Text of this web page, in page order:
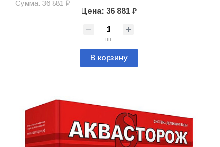
Сумма: 36 881 ₽
Цена: 36 881 ₽
шт
В корзину